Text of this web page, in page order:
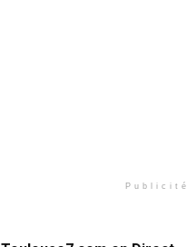
Publicité